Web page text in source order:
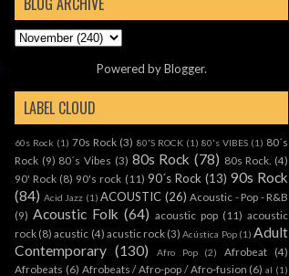
Powered byBlogger.
LABEL CLOUD
60s Rock (1) 70s Rock (3) 80'S ROCK (1) 80's VIBES (1) 80´s
Rock (9) 80´s Vibes (3) 80s Rock (78) 80s Rock. (4)
90' Rock (8) 90's rock (11) 90´s Rock (13) 90s Rock
(84) Acid Jazz (1) ACOUSTIC (26) Acoustic - Pop - R&B
(9) Acoustic Folk (64) acoustic pop (11) acoustic
rock (8) acustic (4) acustic rock (3) Acústica Pop (1) Adult
Contemporary (130) Afro Pop (2) Afrobeat
(4)
Afrobeats (6) Afrobeats / Afro-pop / Afro-fusion (6) al (1)